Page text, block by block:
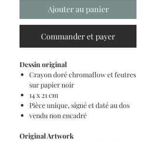
Ajouter au panier
Commander et payer
Dessin original
Crayon doré chromaflow et feutres
sur papier noir
14 x 21 cm
Pièce unique, signé et daté au dos
vendu non encadré
Original Artwork